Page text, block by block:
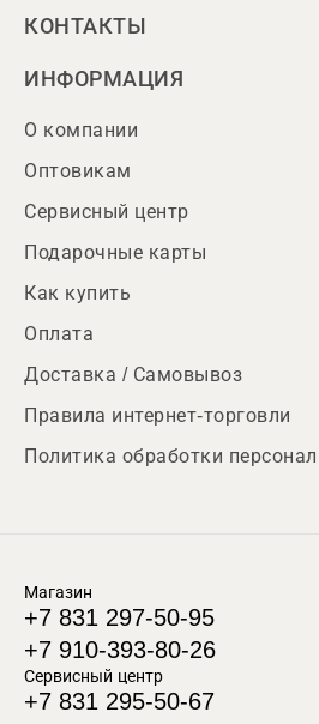
КОНТАКТЫ
ИНФОРМАЦИЯ
О компании
Оптовикам
Сервисный центр
Подарочные карты
Как купить
Оплата
Доставка / Самовывоз
Правила интернет-торговли
Политика обработки
Магазин
+7 831 297-50-95
+7 910-393-80-26
Сервисный центр
+7 831 295-50-67